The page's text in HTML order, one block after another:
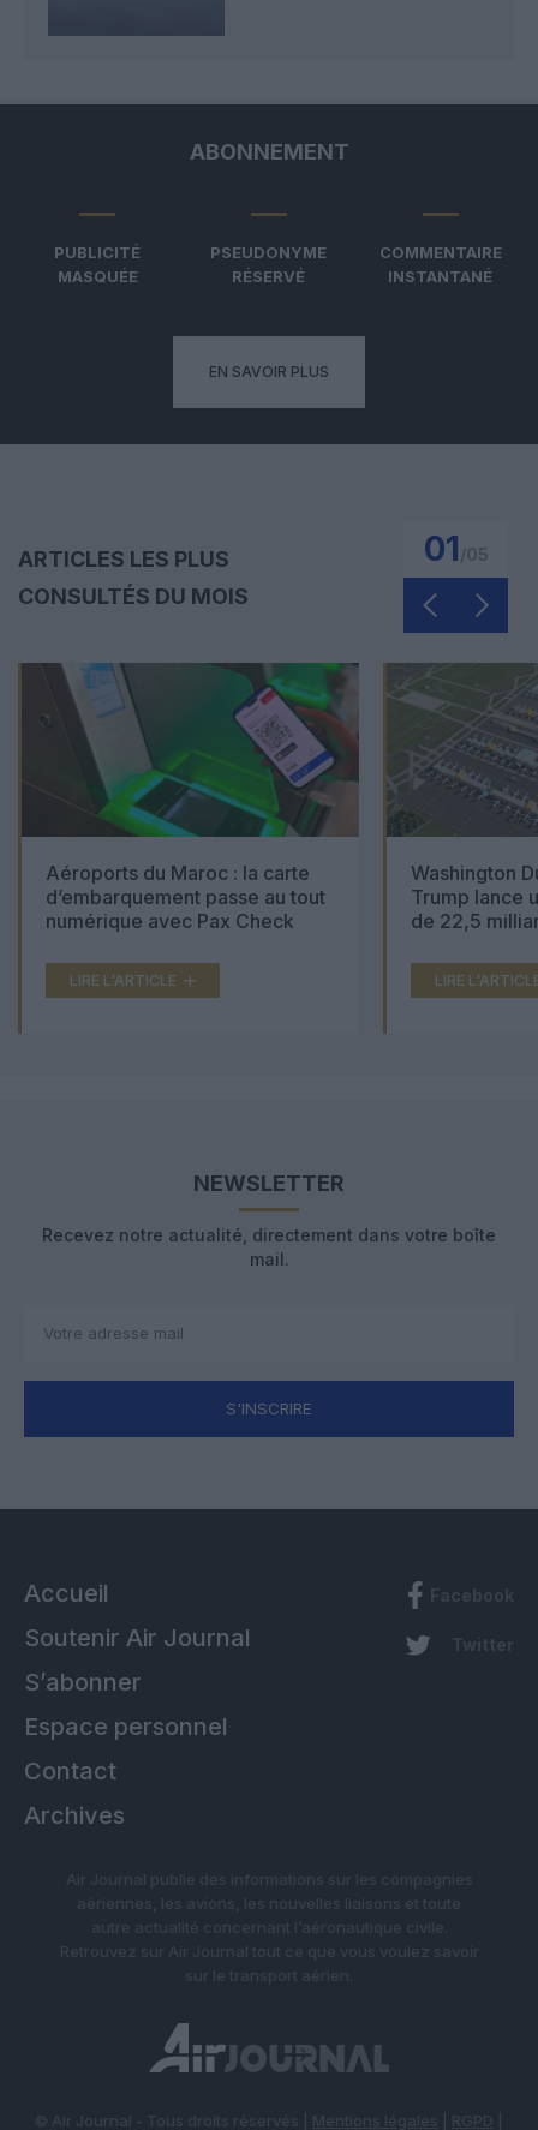
ABONNEMENT
PUBLICITÉ
MASQUÉE
PSEUDONYME
RÉSERVÉ
COMMENTAIRE
INSTANTANÉ
EN SAVOIR PLUS
ARTICLES LES PLUS
CONSULTÉS DU MOIS
01
Aéroports du Maroc : la carte
d’embarquement passe au tout
numérique avec Pax Check
LIRE L'ARTICLE
Washington
Trump lance
de 22,5
LIRE
NEWSLETTER
Recevez notre actualité, directement dans votre boîte
mail.
S'INSCRIRE
Accueil
Soutenir Air Journal
S’abonner
Espace personnel
Contact
Archives